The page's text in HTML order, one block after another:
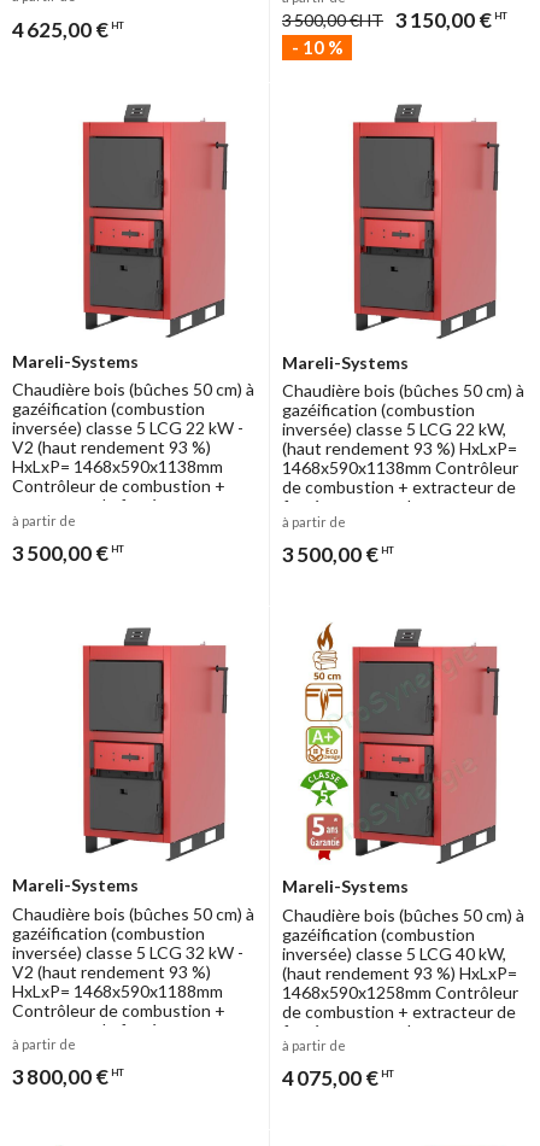
raccordement Ø150mm
4 625,00 € HT 3 500,00 €HT 3 150,00 € HT
- 10 %
Mareli-Systems
Chaudière bois (bûches 50 cm) à
gazéification (combustion
inversée) classe 5 LCG 22 kW -
V2 (haut rendement 93 %)
HxLxP= 1468x590x1138mm
Contrôleur de combustion +
extracteur de fumée et
raccordement Ø150mm
à partir de
3 500,00 € HT
Mareli-Systems
Chaudière bois (bûches 50 cm) à
gazéification (combustion
inversée) classe 5 LCG 22 kW,
(haut rendement 93 %) HxLxP=
1468x590x1138mm Contrôleur
de combustion + extracteur de
fumée et raccordement
Ø150mm
à partir de
3 500,00 € HT
Mareli-Systems
Chaudière bois (bûches 50 cm) à
gazéification (combustion
inversée) classe 5 LCG 32 kW -
V2 (haut rendement 93 %)
HxLxP= 1468x590x1188mm
Contrôleur de combustion +
extracteur de fumée et
raccordement Ø150mm
à partir de
3 800,00 € HT
Mareli-Systems
Chaudière bois (bûches 50 cm) à
gazéification (combustion
inversée) classe 5 LCG 40 kW,
(haut rendement 93 %) HxLxP=
1468x590x1258mm Contrôleur
de combustion + extracteur de
fumée et raccordement
Ø150mm
à partir de
4 075,00 € HT